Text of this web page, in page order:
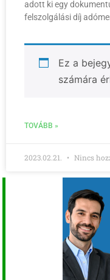
adott ki egy
felszolgálási díj
Ez a
számára
TOVÁBB »
2023.02.21. Nincs